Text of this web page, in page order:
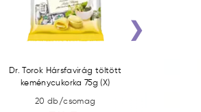
Dr. Torok Hársfavirág töltött
keménycukorka 75g (X)
20 db/csomag
›